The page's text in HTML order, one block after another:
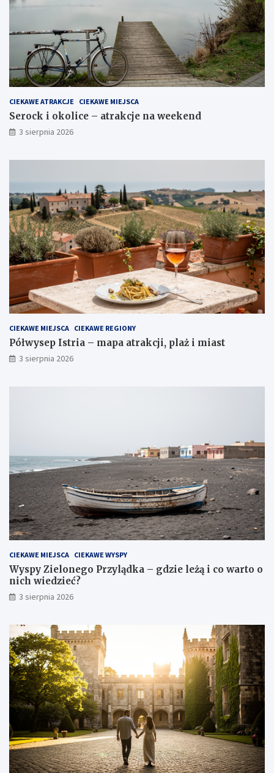
CIEKAWE ATRAKCJE CIEKAWE MIEJSCA
Serock i okolice – atrakcje na weekend
3 sierpnia 2026
CIEKAWE MIEJSCA CIEKAWE REGIONY
Półwysep Istria – mapa atrakcji, plaż i miast
3 sierpnia 2026
CIEKAWE MIEJSCA CIEKAWE WYSPY
Wyspy Zielonego Przylądka – gdzie leżą i co warto o
nich wiedzieć?
3 sierpnia 2026